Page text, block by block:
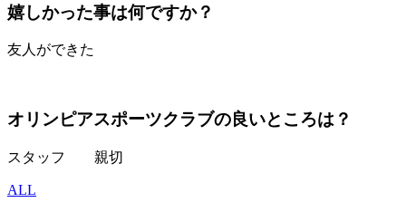
嬉しかった事は何ですか？
友人ができた
オリンピアスポーツクラブの良いところは？
スタッフ 親切
ALL